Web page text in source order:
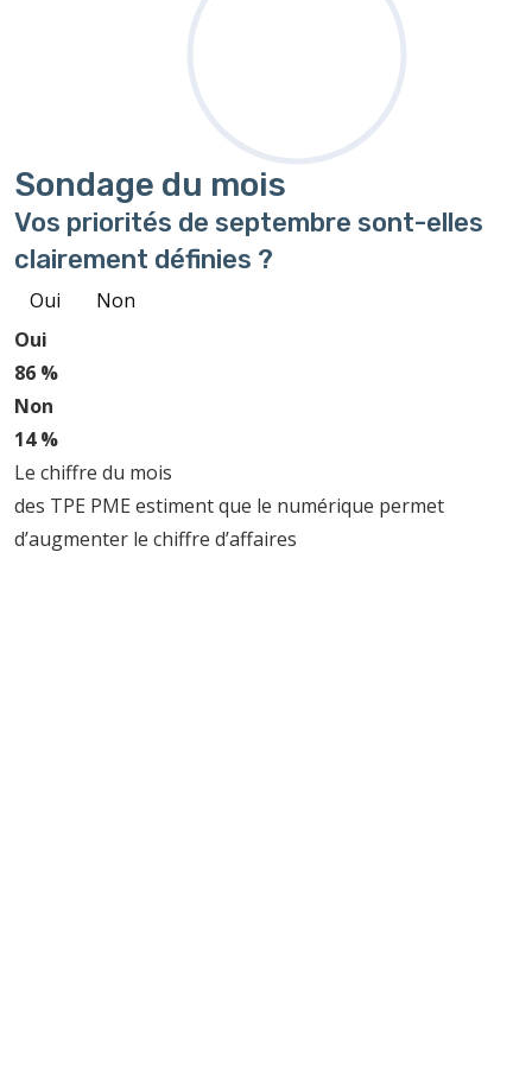
Sondage du mois
Vos priorités de septembre sont-elles
clairement définies ?
Oui
Non
Oui
86 %
Non
14 %
Le chiffre du mois
des TPE PME estiment que le numérique permet
d’augmenter le chiffre d’affaires